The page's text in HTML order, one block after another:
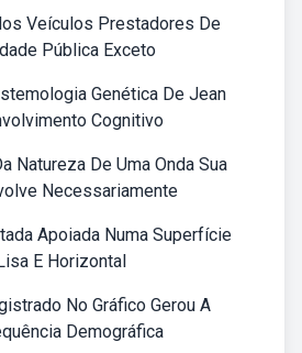
Veículos Prestadores De
Pública Exceto
Genética De Jean
Cognitivo
Natureza De Uma Onda Sua
Necessariamente
Apoiada Numa Superfície
E Horizontal
No Gráfico Gerou A
Demográfica